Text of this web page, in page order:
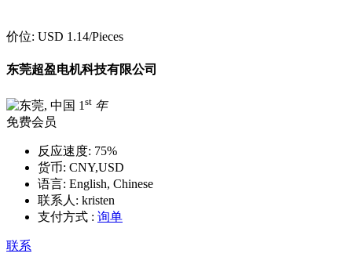
价位: USD 1.14/Pieces
东莞超盈电机科技有限公司
1 st 年
免费会员
反应速度: 75%
货币: CNY,USD
语言: English, Chinese
联系人: kristen
支付方式 : 询单
联系